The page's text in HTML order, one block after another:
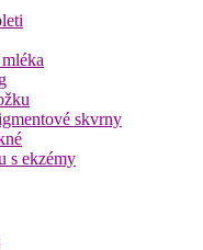
skvrny
s ekzémy